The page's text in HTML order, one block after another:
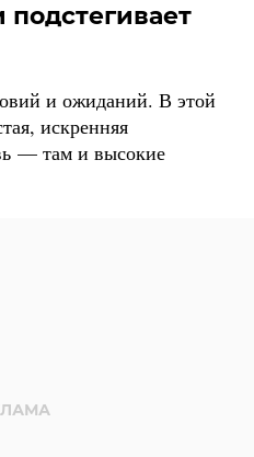
и ожиданий. В этой
искренняя
— там и высокие